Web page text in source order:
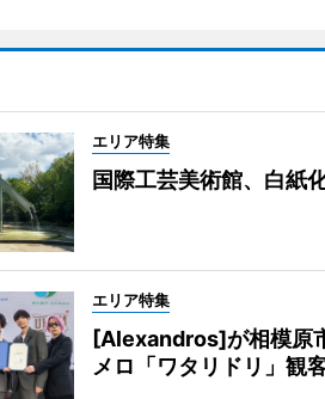
エリア特集
国際工芸美術館、白紙
エリア特集
[Alexandros]が相模原
メロ「ワタリドリ」観